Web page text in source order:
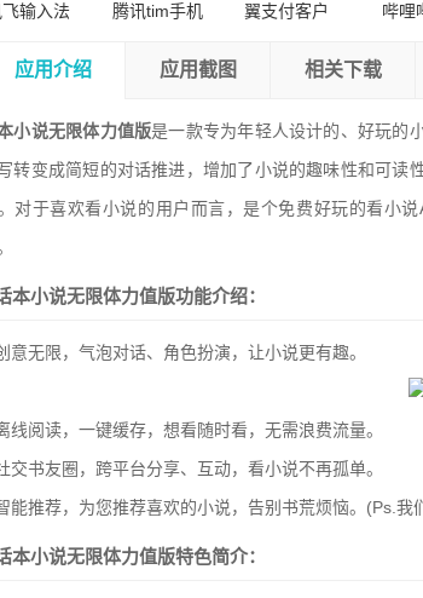
输入法
腾讯tim手机
翼支付客户
哔哩
应用介绍 应用截图 相关下载
小说无限体力值版是一款专为年轻人设计的、好玩的
转变成简短的对话推进，增加了小说的趣味性和可读
对于喜欢看小说的用户而言，是个免费好玩的看小
本小说无限体力值版功能介绍：
意无限，气泡对话、角色扮演，让小说更有趣。
线阅读，一键缓存，想看随时看，无需浪费流量。
交书友圈，跨平台分享、互动，看小说不再孤单。
能推荐，为您推荐喜欢的小说，告别书荒烦恼。(Ps.我
本小说无限体力值版特色简介：